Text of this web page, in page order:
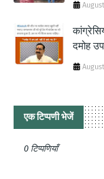
दमोह
एक टिप्पणी भेजें
0 टिप्पणियाँ